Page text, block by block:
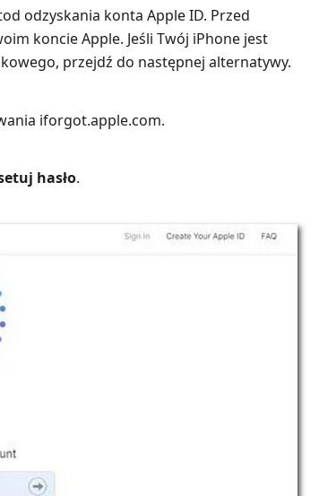
odzyskania konta Apple ID. Przed
koncie Apple. Jeśli Twój iPhone jest
przejdź do następnej alternatywy.
iforgot.apple.com.
hasło.